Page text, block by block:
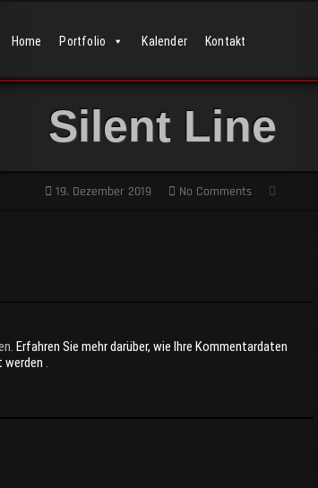
Home Portfolio Kalender Kontakt
Silent Line
19. Dezember 2019 No Comments
Erfahren Sie mehr darüber, wie Ihre Kommentardaten
werden .